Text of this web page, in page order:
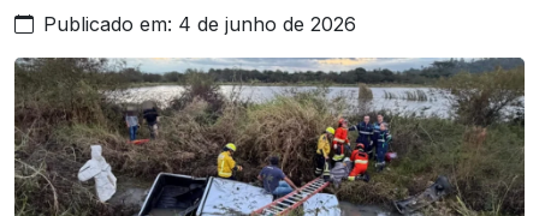
Publicado em: 4 de junho de 2026